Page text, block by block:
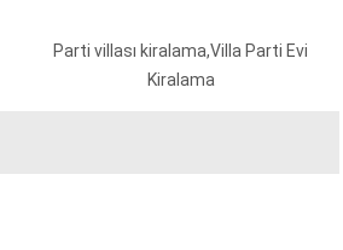
Parti villası kiralama,Villa Parti Evi
Kiralama